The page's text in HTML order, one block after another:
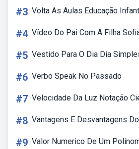
#3 Volta As Aulas Educação
#4 Vídeo Do Pai Com A Filha
#5 Vestido Para O Dia Dia
#6 Verbo Speak No Passado
#7 Velocidade Da Luz Notação
#8 Vantagens E Desvantagens
#9 Valor Numerico De Um